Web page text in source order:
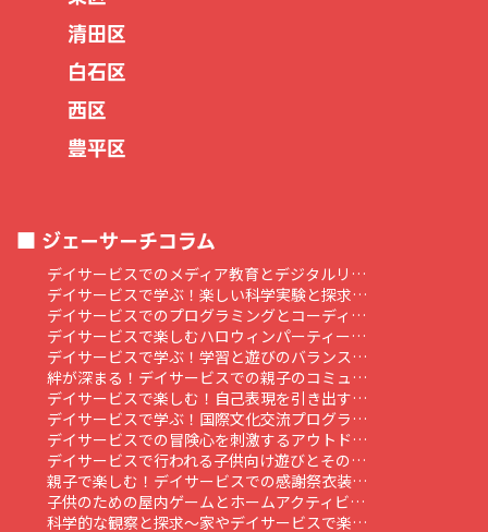
清田区
白石区
西区
豊平区
ジェーサーチコラム
デイサービスでのメディア教育とデジタルリ…
デイサービスで学ぶ！楽しい科学実験と探求…
デイサービスでのプログラミングとコーディ…
デイサービスで楽しむハロウィンパーティー…
デイサービスで学ぶ！学習と遊びのバランス…
絆が深まる！デイサービスでの親子のコミュ…
デイサービスで楽しむ！自己表現を引き出す…
デイサービスで学ぶ！国際文化交流プログラ…
デイサービスでの冒険心を刺激するアウトド…
デイサービスで行われる子供向け遊びとその…
親子で楽しむ！デイサービスでの感謝祭衣装…
子供のための屋内ゲームとホームアクティビ…
科学的な観察と探求～家やデイサービスで楽…